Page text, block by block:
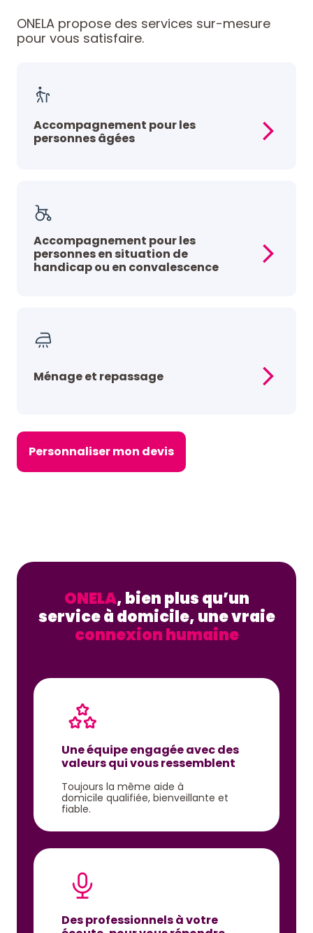
ONELA propose des services sur-mesure
pour vous satisfaire.
Accompagnement pour les
personnes âgées
Accompagnement pour les
personnes en situation de
handicap ou en convalescence
Ménage et repassage
Personnaliser mon devis
ONELA, bien plus qu’un
service à domicile, une vraie
connexion humaine
Une équipe engagée avec des
valeurs qui vous ressemblent
Toujours la même aide à
domicile qualifiée, bienveillante et
fiable.
Des professionnels à votre